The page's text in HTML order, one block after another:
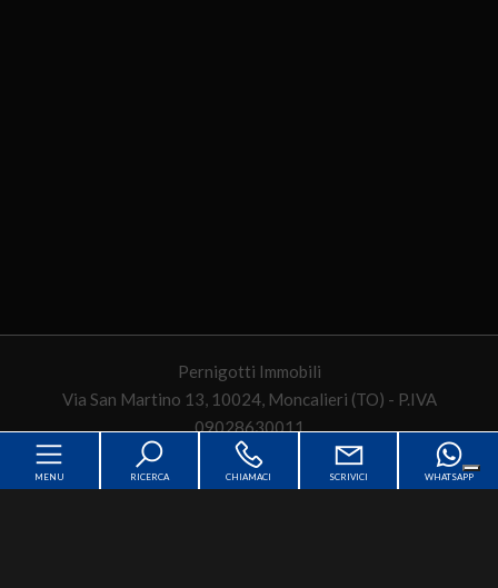
Pernigotti Immobili
Via San Martino 13, 10024, Moncalieri (TO) - P.IVA
09028630011
MENU RICERCA CHIAMACI SCRIVICI WHATSAPP